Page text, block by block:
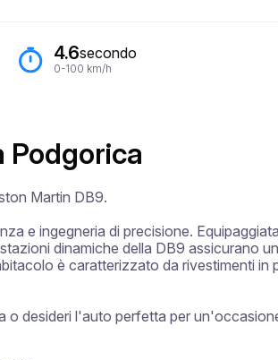
4.6secondo
0-100 km/h
Podgorica
Martin DB9.
e ingegneria di precisione.
dinamiche della DB9 assicurano
è caratterizzato da rivestimenti
desideri l'auto perfetta per